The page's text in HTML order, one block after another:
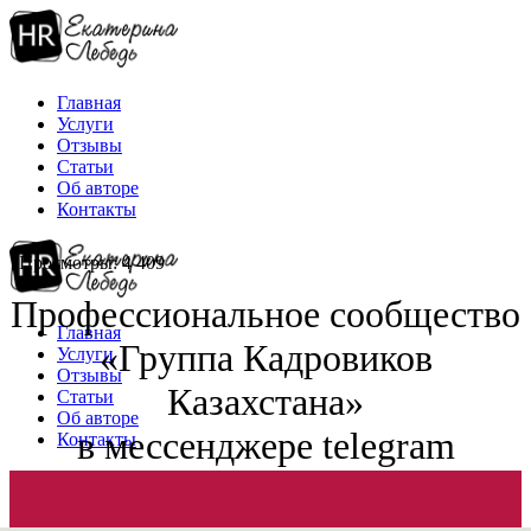
Главная
Услуги
Отзывы
Статьи
Об авторе
Контакты
Главная
Услуги
Отзывы
Статьи
Об авторе
Контакты
Просмотры: 4 409
Профессиональное сообщество
«Группа Кадровиков
Казахстана»
в мессенджере telegram